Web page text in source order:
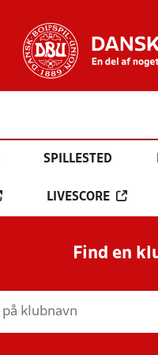
SPILLESTED
LIVESCORE
Find en